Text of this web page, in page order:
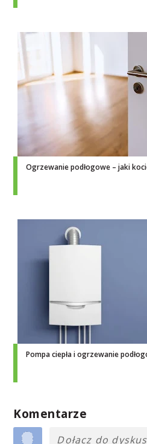
Ogrzewanie podłogowe – jaki
Pompa ciepła i ogrzewanie
Komentarze